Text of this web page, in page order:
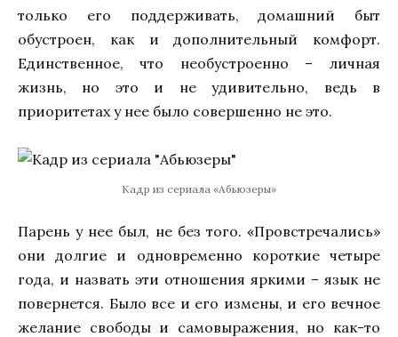
только его поддерживать, домашний быт
обустроен, как и дополнительный комфорт.
Единственное, что необустроенно – личная
жизнь, но это и не удивительно, ведь в
приоритетах у нее было совершенно не это.
Кадр из сериала «Абьюзеры»
Парень у нее был, не без того. «Провстречались»
они долгие и одновременно короткие четыре
года, и назвать эти отношения яркими – язык не
повернется. Было все и его измены, и его вечное
желание свободы и самовыражения, но как-то